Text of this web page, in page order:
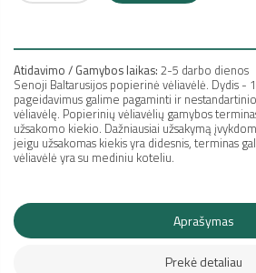
Atidavimo / Gamybos laikas: 2-5 darbo dienos
Senoji Baltarusijos popierinė vėliavėlė. Dydis -
pageidavimus galime pagaminti ir
vėliavėlę. Popierinių vėliavėlių gamybos
užsakomo kiekio. Dažniausiai užsakymą
jeigu užsakomas kiekis yra didesnis, terminas
vėliavėlė yra su mediniu koteliu.
Aprašymas
Prekė detaliau